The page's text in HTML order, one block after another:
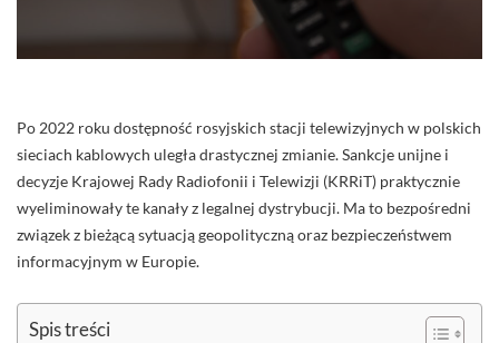
Po 2022 roku dostępność rosyjskich stacji telewizyjnych w polskich
sieciach kablowych uległa drastycznej zmianie. Sankcje unijne i
decyzje Krajowej Rady Radiofonii i Telewizji (KRRiT) praktycznie
wyeliminowały te kanały z legalnej dystrybucji. Ma to bezpośredni
związek z bieżącą sytuacją geopolityczną oraz bezpieczeństwem
informacyjnym w Europie.
Spis treści